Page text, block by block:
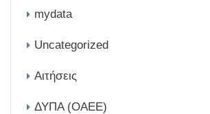
mydata
Uncategorized
Αιτήσεις
ΔΥΠΑ (ΟΑΕΕ)